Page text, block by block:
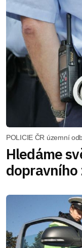
POLICIE ČR územní
Hledáme
dopravního